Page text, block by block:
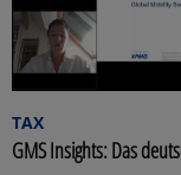
TAX
GMS Insights: Das